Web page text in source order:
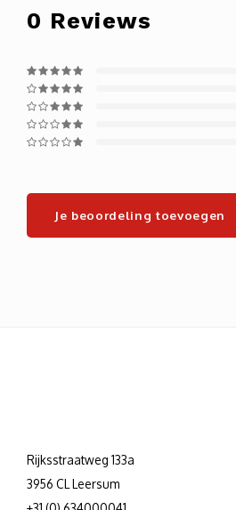
0 Reviews
Je beoordeling toevoegen
Rijksstraatweg 133a
3956 CL Leersum